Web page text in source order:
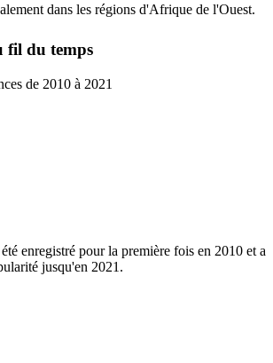
dans les régions d'Afrique de l'Ouest.
fil du temps
de 2010 à 2021
enregistré pour la première fois en 2010 et a
jusqu'en 2021.